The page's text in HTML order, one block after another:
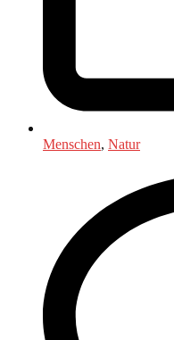
Menschen, Natur